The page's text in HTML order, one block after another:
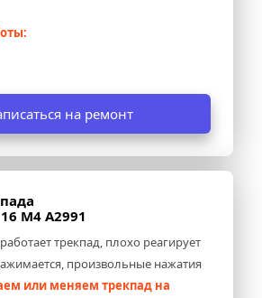
на ремонт
M4 A2991
трекпад, плохо реагирует
произвольные нажатия
или меняем трекпад на